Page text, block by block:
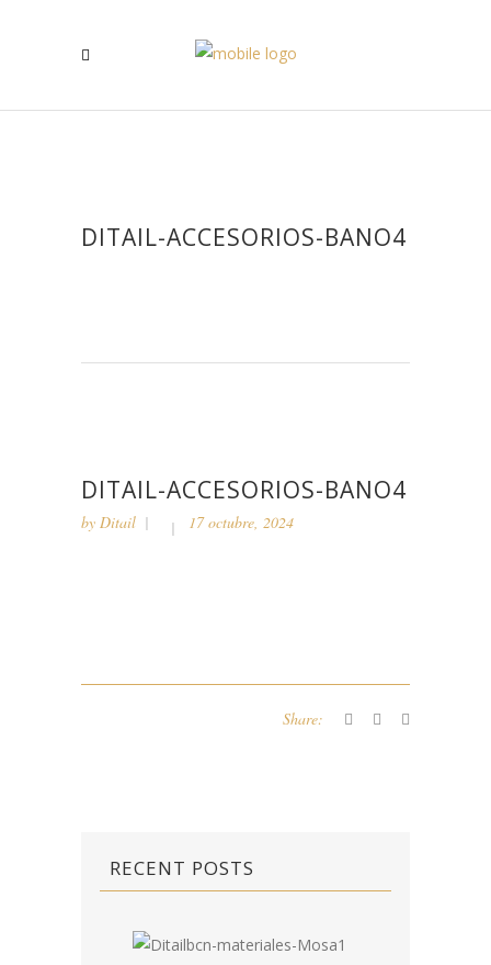
DITAIL-ACCESORIOS-BANO4
DITAIL-ACCESORIOS-BANO4
by Ditail 17 octubre, 2024
Share:
RECENT POSTS